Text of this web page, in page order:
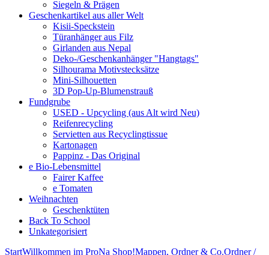
Siegeln & Prägen
Geschenkartikel aus aller Welt
Kisii-Speckstein
Türanhänger aus Filz
Girlanden aus Nepal
Deko-/Geschenkanhänger "Hangtags"
Silhourama Motivstecksätze
Mini-Silhouetten
3D Pop-Up-Blumenstrauß
Fundgrube
USED - Upcycling (aus Alt wird Neu)
Reifenrecycling
Servietten aus Recyclingtissue
Kartonagen
Pappinz - Das Original
e Bio-Lebensmittel
Fairer Kaffee
e Tomaten
Weihnachten
Geschenktüten
Back To School
Unkategorisiert
StartWillkommen im ProNa Shop!Mappen, Ordner & Co.Ordner /